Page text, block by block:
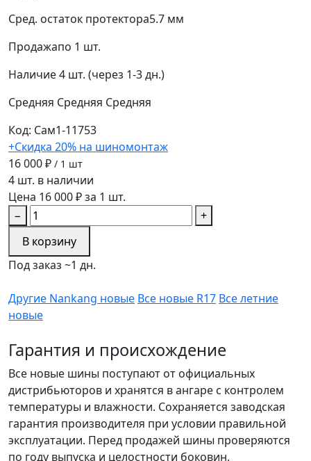
Сред. остаток протектора5.7 мм
Продажапо 1 шт.
Наличие4 шт. (через 1-3 дн.)
Средняя Средняя Средняя
Код: Сам1-11753
+Скидка 20% на шиномонтаж
16 000 ₽ / 1 шт
4 шт. в наличии
Цена 16 000 ₽ за 1 шт.
−
+
В корзину
Под заказ ~1 дн.
Другие Nankang новые Все новые R17 Все летние
новые
Гарантия и происхождение
Все новые шины поступают от официальных
дистрибьюторов и хранятся в ангаре с контролем
температуры и влажности. Сохраняется заводская
гарантия производителя при условии правильной
эксплуатации. Перед продажей шины проверяются
по году выпуска и целостности боковин.